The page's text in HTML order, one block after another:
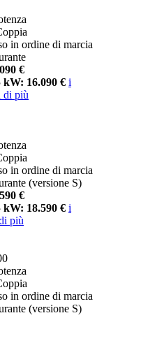
in ordine di marcia
€
kW: 16.090 € i
di più
in ordine di marcia
(versione S)
€
kW: 18.590 € i
più
in ordine di marcia
(versione S)